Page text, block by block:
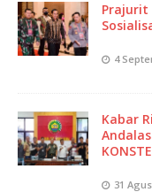
Prajurit
4
Kabar
31